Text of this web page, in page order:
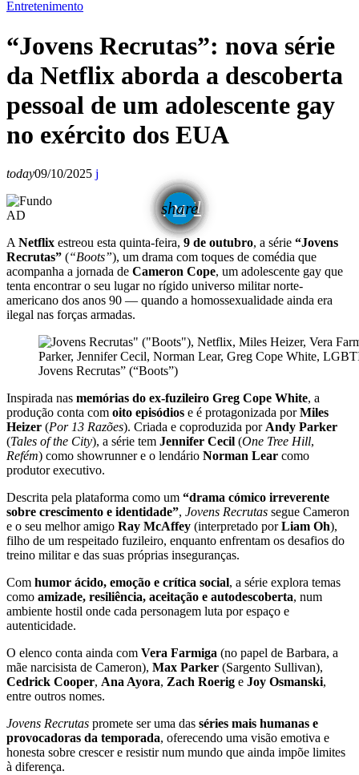
Entretenimento
“Jovens Recrutas”: nova série
da Netflix aborda a descoberta
pessoal de um adolescente gay
no exército dos EUA
today09/10/2025
share
email
AD
A Netflix estreou esta quinta-feira, 9 de outubro, a série “Jovens
Recrutas” (“Boots”), um drama com toques de comédia que
acompanha a jornada de Cameron Cope, um adolescente gay que
tenta encontrar o seu lugar no rígido universo militar norte-
americano dos anos 90 — quando a homossexualidade ainda era
ilegal nas forças armadas.
Jovens Recrutas” (“Boots”)
Inspirada nas memórias do ex-fuzileiro Greg Cope White, a
produção conta com oito episódios e é protagonizada porMiles
Heizer (Por 13 Razões). Criada e coproduzida por Andy Parker
(Tales of the City), a série tem Jennifer Cecil (One Tree Hill,
Refém) como showrunner e o lendário Norman Lear como
produtor executivo.
Descrita pela plataforma como um “drama cómico irreverente
sobre crescimento e identidade”, Jovens Recrutas segue Cameron
e o seu melhor amigo Ray McAffey (interpretado porLiam Oh),
filho de um respeitado fuzileiro, enquanto enfrentam os desafios do
treino militar e das suas próprias inseguranças.
Com humor ácido, emoção e crítica social, a série explora temas
como amizade, resiliência, aceitação e autodescoberta, num
ambiente hostil onde cada personagem luta por espaço e
autenticidade.
O elenco conta ainda com Vera Farmiga (no papel de Barbara, a
mãe narcisista de Cameron), Max Parker (Sargento Sullivan),
Cedrick Cooper, Ana Ayora, Zach Roerig e Joy Osmanski,
entre outros nomes.
Jovens Recrutas promete ser uma das séries mais humanas e
provocadoras da temporada, oferecendo uma visão emotiva e
honesta sobre crescer e resistir num mundo que ainda impõe limites
à diferença.